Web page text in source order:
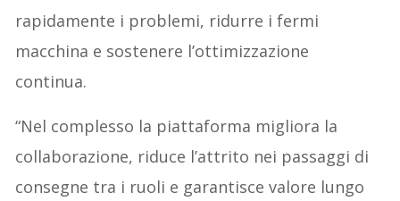
rapidamente i problemi, ridurre i fermi
macchina e sostenere l’ottimizzazione
continua.
“Nel complesso la piattaforma migliora la
collaborazione, riduce l’attrito nei passaggi di
consegne tra i ruoli e garantisce valore lungo